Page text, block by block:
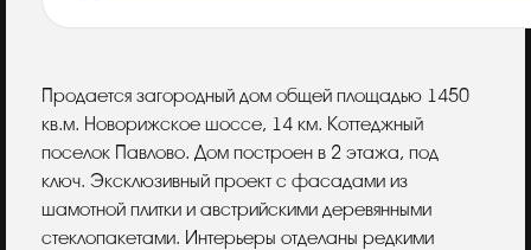
Описание
Продается загородный дом общей площадью 1450
кв.м. Новорижское шоссе, 14 км. Коттеджный
поселок Павлово. Дом построен в 2 этажа, под
ключ. Эксклюзивный проект с фасадами из
шамотной плитки и австрийскими деревянными
стеклопакетами. Интерьеры отделаны редкими